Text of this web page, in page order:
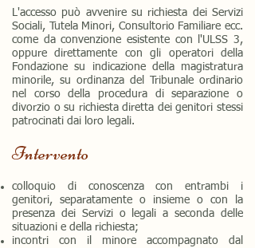
L'accesso può avvenire su richiesta dei Servizi
Sociali, Tutela Minori, Consultorio Familiare ecc.
come da convenzione esistente con l'ULSS 3,
oppure direttamente con gli operatori della
Fondazione su indicazione della magistratura
minorile, su ordinanza del Tribunale ordinario
nel corso della procedura di separazione o
divorzio o su richiesta diretta dei genitori stessi
patrocinati dai loro legali.
Intervento
colloquio di conoscenza con entrambi i
genitori, separatamente o insieme o con la
presenza dei Servizi o legali a seconda delle
situazioni e della richiesta;
incontri con il minore accompagnato dal